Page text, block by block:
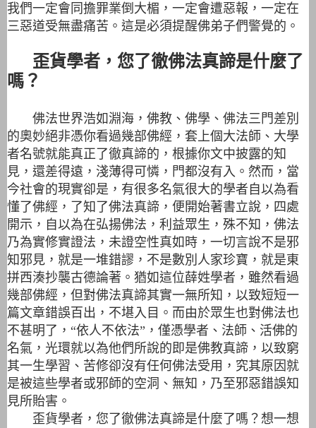
我們一定會同擔罪業倒大楣，一定會遭惡報，一定在
三惡道受無盡痛苦。這是必須提醒佛弟子們警覺的。
歪貨學者，您了徹佛法真諦是什麼了
嗎？
佛法世界浩如淵海，佛教、佛學、佛法三門差別
的奧妙絕非憑你看過幾部佛經，套上個大法師、大學
者名號就能真正了徹真諦的，根據你文中披露的知
見，還差得遠，淺薄得可憐，門都沒有入。然而，當
今社會的現實卻是，有很多名氣很大的學者自以為看
懂了佛經，了知了佛法真諦，便開始著書立說，四處
開示，自以為在弘揚佛法，利益眾生，殊不知，佛法
乃為實修實證法，未證空性真如時，一切言說不是邪
知邪見，就是一堆錯謬，不是數別人家珍寶，就是東
拼西湊抄襲古德論著。猶如這位薛姓學者，雖然看過
幾部佛經，但對佛法真諦其實一無所知，以致短短一
篇文章錯誤百出，不堪入目。而由於眾生也對佛法也
不甚明了，“依人不依法”，僅憑學者、法師、活佛的
名氣，光環就以為他們所說的即是佛教真諦，以致窮
其一生學習、苦修卻沒有任何佛法受用，究其原因就
是被這些學者或邪師的空洞、無知，乃至邪惡錯誤知
見所貽害。
歪貨學者，您了徹佛法真諦是什麼了嗎？想一想